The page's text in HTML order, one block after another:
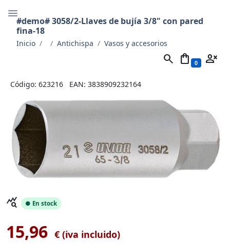
#demo# 3058/2-Llaves de bujía 3/8" con pared
fina-18
Inicio Antichispa Vasos y accesorios
search shopping_bag 0 person_cancel
Código: 623216 EAN: 3838909232164
● En stock
query_stats
15,96 € (iva incluido)